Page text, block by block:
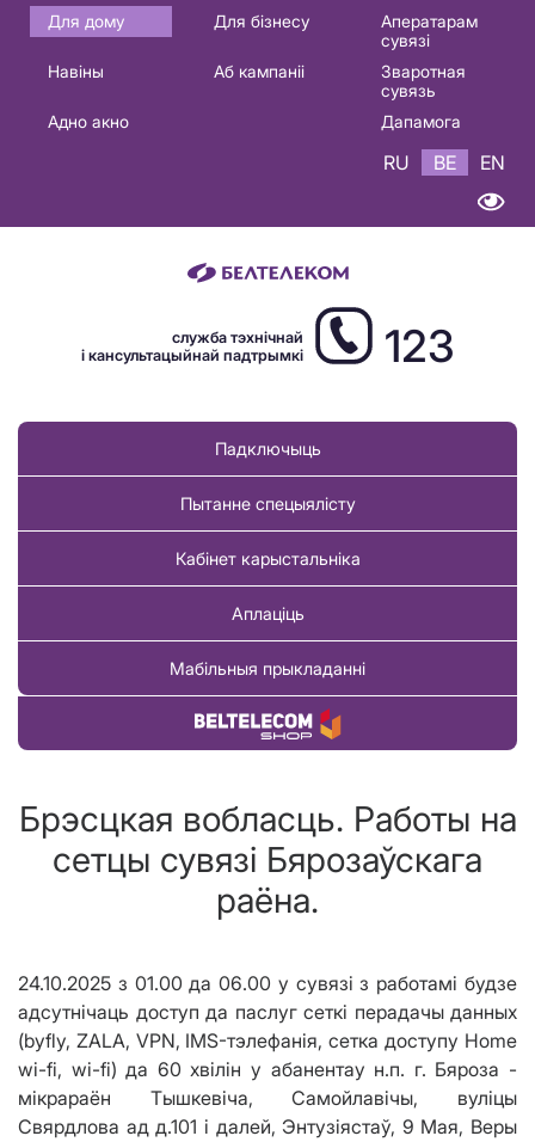
Основная
навигация
Для дому Для бізнесу
Аператарам
сувязі
Навіны
Аб кампаніі
Зваротная
сувязь
Адно акно
Дапамога
RU BE EN
служба тэхнічнай
і кансультацыйнай падтрымкі
123
Падключыць
Пытанне спецыялісту
Кабінет карыстальніка
Аплаціць
Мабільныя прыкладанні
Купіць тавар
Брэсцкая вобласць. Работы на
сетцы сувязi Бярозаўскага
раёна.
24.10.2025 з 01.00 да 06.00 у сувязi з работамi будзе
адсутнiчаць доступ да паслуг сеткi перадачы данных
(byfly, ZALA, VPN, IMS-тэлефанiя, сетка доступу Home
wi-fi, wi-fi) да 60 хвілін у абанентау н.п. г. Бяроза -
мікрараён Тышкевіча, Самойлавічы, вуліцы
Свярдлова ад д.101 і далей, Энтузіястаў, 9 Мая, Веры